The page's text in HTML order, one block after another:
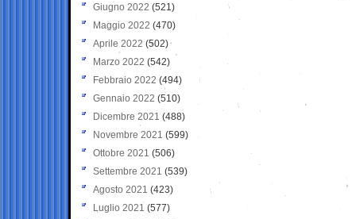
Giugno 2022 (521)
Maggio 2022 (470)
Aprile 2022 (502)
Marzo 2022 (542)
Febbraio 2022 (494)
Gennaio 2022 (510)
Dicembre 2021 (488)
Novembre 2021 (599)
Ottobre 2021 (506)
Settembre 2021 (539)
Agosto 2021 (423)
Luglio 2021 (577)